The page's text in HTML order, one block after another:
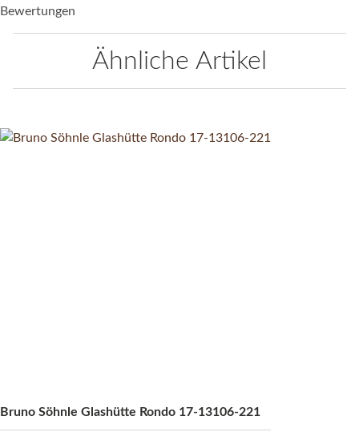
Bewertungen
Ähnliche Artikel
Bruno Söhnle Glashütte Rondo 17-13106-221